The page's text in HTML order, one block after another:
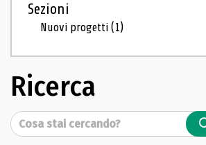
Sezioni
Nuovi progetti(1)
Ricerca
Cerca